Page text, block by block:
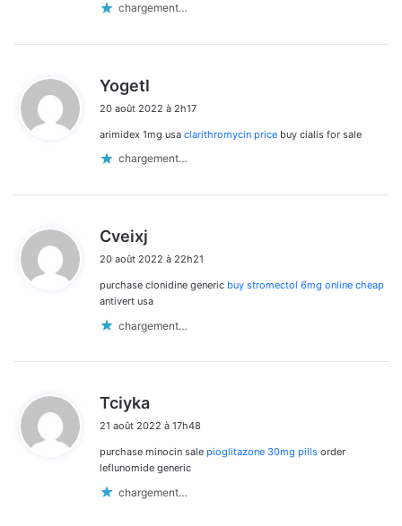
chargement…
Yogetl
t
20 août 2022 à 2h17
arimidex 1mg usa clarithromycin price buy cialis for sale
chargement…
Cveixj
t
:
20 août 2022 à 22h21
purchase clonidine generic buy stromectol 6mg online cheap
antivert usa
chargement…
Tciyka
t
:
21 août 2022 à 17h48
purchase minocin sale pioglitazone 30mg pills order
leflunomide generic
chargement…